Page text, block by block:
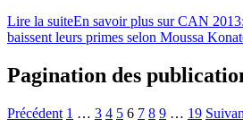
Lire la suiteEn savoir plus sur CAN
baissent leurs primes selon Moussa
Pagination des
Précédent 1 … 3 4 5 6 7 8 9 … 19